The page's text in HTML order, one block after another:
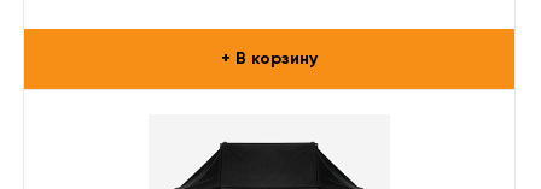
+ В корзину